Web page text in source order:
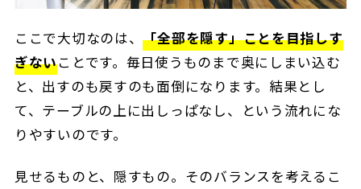
ここで大切なのは、「全部を隠す」ことを目指しす
ぎないことです。毎日使うものまで奥にしまい込む
と、出すのも戻すのも面倒になります。結果とし
て、テーブルの上に出しっぱなし、という流れにな
りやすいのです。
見せるものと、隠すもの。そのバランスを考えるこ